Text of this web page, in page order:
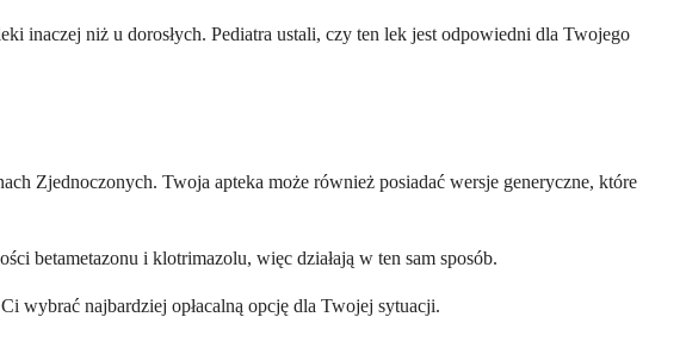
inaczej niż u dorosłych. Pediatra ustali, czy ten lek jest odpowiedni dla Twojego
Zjednoczonych. Twoja apteka może również posiadać wersje generyczne, które
betametazonu i klotrimazolu, więc działają w ten sam sposób.
wybrać najbardziej opłacalną opcję dla Twojej sytuacji.